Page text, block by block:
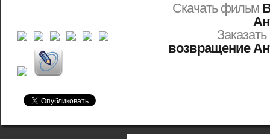
Скачать фильм
возвращение